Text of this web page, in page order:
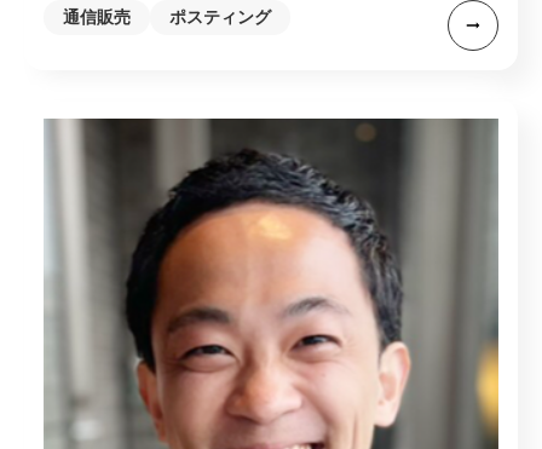
通信販売 ポスティング